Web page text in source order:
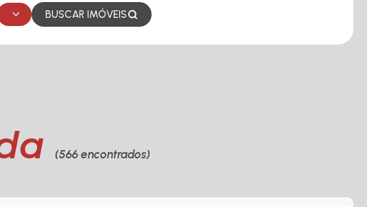
BUSCAR IMÓVEIS
(566 encontrados)